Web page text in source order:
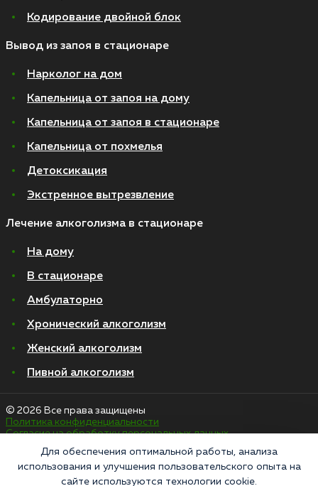
Кодирование двойной блок
Вывод из запоя в стационаре
Нарколог на дом
Капельница от запоя на дому
Капельница от запоя в стационаре
Капельница от похмелья
Детоксикация
Экстренное вытрезвление
Лечение алкоголизма в стационаре
На дому
В стационаре
Амбулаторно
Хронический алкоголизм
Женский алкоголизм
Пивной алкоголизм
© 2026 Все права защищены
Политика конфиденциальности
Согласие на обработку персональных данных
«Напоминаем, что сайт https://narkologiya24.clinic против распространения,
Для обеспечения оптимальной работы, анализа
использования и улучшения пользовательского опыта на
сайте используются технологии cookie.